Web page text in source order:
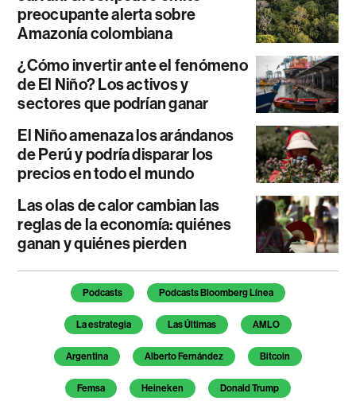
preocupante alerta sobre
Amazonía colombiana
¿Cómo invertir ante el fenómeno
de El Niño? Los activos y
sectores que podrían ganar
El Niño amenaza los arándanos
de Perú y podría disparar los
precios en todo el mundo
Las olas de calor cambian las
reglas de la economía: quiénes
ganan y quiénes pierden
Temas de este artículo
Podcasts Podcasts Bloomberg Línea
La estrategia Las Últimas AMLO
Argentina Alberto Fernández Bitcoin
Femsa Heineken Donald Trump